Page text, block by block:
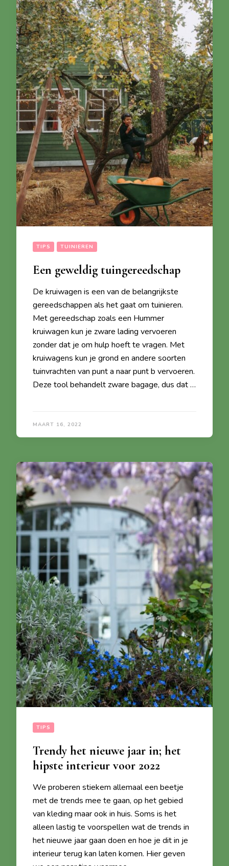
TIPS TUINIEREN
Een geweldig tuingereedschap
De kruiwagen is een van de belangrijkste
gereedschappen als het gaat om tuinieren.
Met gereedschap zoals een Hummer
kruiwagen kun je zware lading vervoeren
zonder dat je om hulp hoeft te vragen. Met
kruiwagens kun je grond en andere soorten
tuinvrachten van punt a naar punt b vervoeren.
Deze tool behandelt zware bagage, dus dat …
MAART 16, 2022
TIPS
Trendy het nieuwe jaar in; het
hipste interieur voor 2022
We proberen stiekem allemaal een beetje
met de trends mee te gaan, op het gebied
van kleding maar ook in huis. Soms is het
alleen lastig te voorspellen wat de trends in
het nieuwe jaar gaan doen en hoe je dit in je
interieur terug kan laten komen. Hier geven